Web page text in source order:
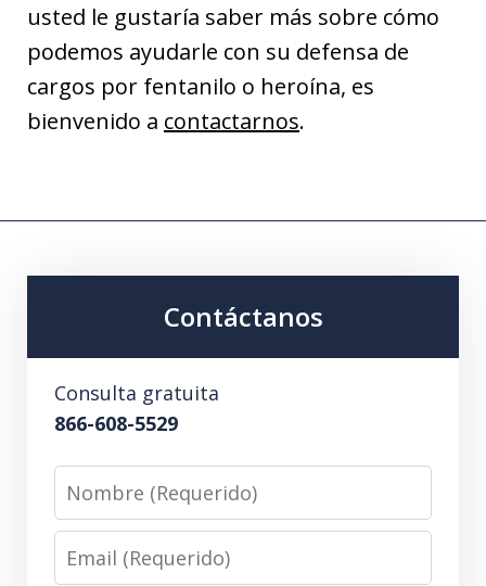
usted le gustaría saber más sobre cómo
podemos ayudarle con su defensa de
cargos por fentanilo o heroína, es
bienvenido a contactarnos.
Contáctanos
Consulta gratuita
866-608-5529
Nombre
(Requerido)
Email
(Requerido)